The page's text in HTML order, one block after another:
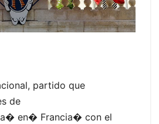
partido que
de
en� Francia� con el